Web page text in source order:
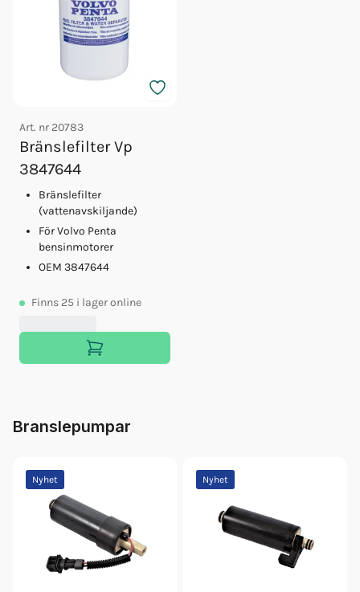
Glykol Volvo 5l Orange Konc
Art. nr 20783
Bränslefilter Vp
3847644
Bränslefilter
(vattenavskiljande)
För Volvo Penta
bensinmotorer
OEM 3847644
Finns 25 i lager online
Branslepumpar
Nyhet Nyhet